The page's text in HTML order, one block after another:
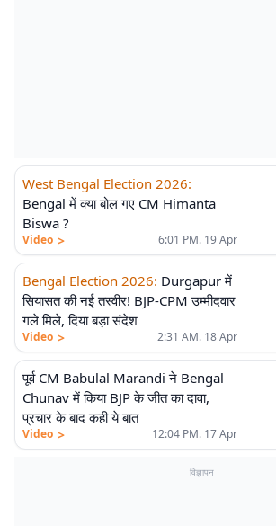
West Bengal Election 2026:
Bengal में क्या बोल गए CM Himanta
Biswa ?
Video > 6:01 PM. 19 Apr
Bengal Election 2026: Durgapur में
सियासत की नई तस्वीर! BJP-CPM उम्मीदवार
गले मिले, दिया बड़ा संदेश
Video > 2:31 AM. 18 Apr
पूर्व CM Babulal Marandi ने Bengal
Chunav में किया BJP के जीत का दावा,
प्रचार के बाद कही ये बात
Video > 12:04 PM. 17 Apr
विज्ञापन